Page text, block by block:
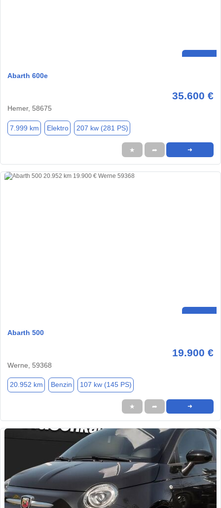
Abarth 600e
35.600 €
Hemer, 58675
7.999 km Elektro 207 kw (281 PS)
★ ➦ ➜
Abarth 500
19.900 €
Werne, 59368
20.952 km Benzin 107 kw (145 PS)
★ ➦ ➜